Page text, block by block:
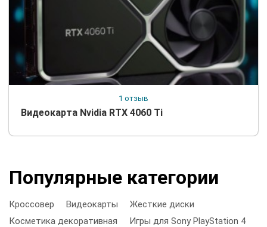
1 отзыв
Видеокарта Nvidia RTX 4060 Ti
Популярные категории
Кроссовер Видеокарты
Жесткие диски
Косметика декоративная
Игры для Sony PlayStation 4